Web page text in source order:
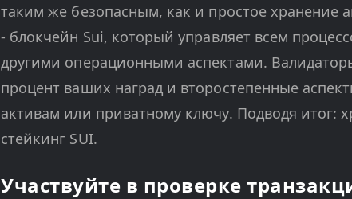
таким же безопасным, как и простое хранение
- блокчейн Sui, который управляет всем
другими операционными аспектами.
процент ваших наград и второстепенные
активам или приватному ключу. Подводя итог:
стейкинг SUI.
Участвуйте в проверке